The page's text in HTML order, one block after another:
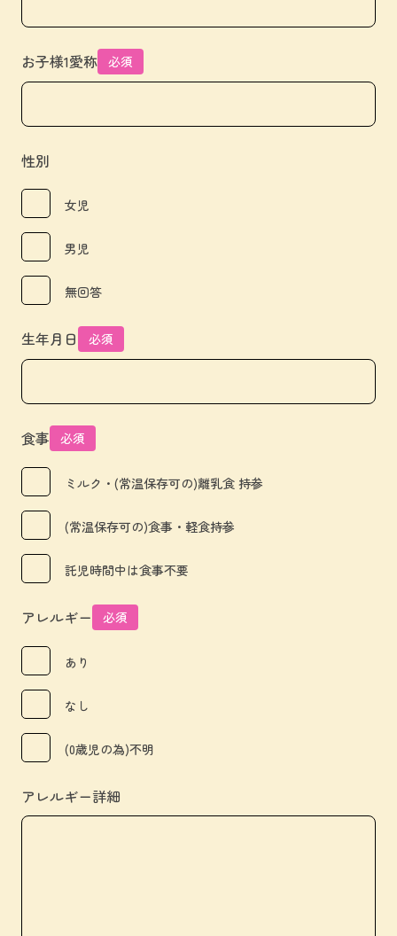
お子様1愛称 必須
性別
女児
男児
無回答
生年月日 必須
食事 必須
ミルク・(常温保存可の)離乳食 持参
(常温保存可の)食事・軽食持参
託児時間中は食事不要
アレルギー 必須
あり
なし
(0歳児の為)不明
アレルギー詳細